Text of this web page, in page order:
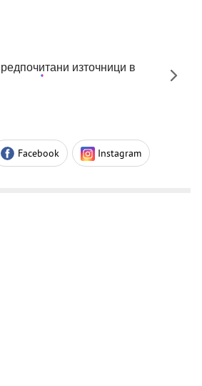
източници в
Facebook Instagram